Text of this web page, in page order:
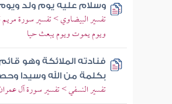
وسلام عليه يوم ولد
تفسير البيضاوي > تفسير سورة مريم
ويوم يموت ويوم يبعث حيا
فنادته الملائكة وهو
بكلمة من الله وسيدا
تفسير النسفي > تفسير سورة آل